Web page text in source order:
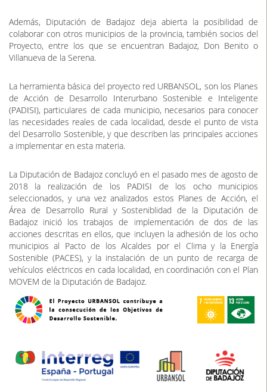
Además, Diputación de Badajoz deja abierta la posibilidad de
colaborar con otros municipios de la provincia, también socios del
Proyecto, entre los que se encuentran Badajoz, Don Benito o
Villanueva de la Serena.
La herramienta básica del proyecto red URBANSOL, son los Planes
de Acción de Desarrollo Interurbano Sostenible e Inteligente
(PADISI), particulares de cada municipio, necesarios para conocer
las necesidades reales de cada localidad, desde el punto de vista
del Desarrollo Sostenible, y que describen las principales acciones
a implementar en esta materia.
La Diputación de Badajoz concluyó en el pasado mes de agosto de
2018 la realización de los PADISI de los ocho municipios
seleccionados, y una vez analizados estos Planes de Acción, el
Área de Desarrollo Rural y Sosteniblidad de la Diputación de
Badajoz inició los trabajos de implementación de dos de las
acciones descritas en ellos, que incluyen la adhesión de los ocho
municipios al Pacto de los Alcaldes por el Clima y la Energía
Sostenible (PACES), y la instalación de un punto de recarga de
vehículos eléctricos en cada localidad, en coordinación con el Plan
MOVEM de la Diputación de Badajoz.